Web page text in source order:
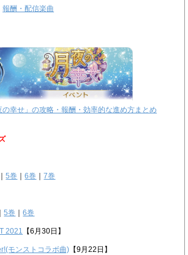
｜報酬・配信楽曲
幸せ」の攻略・報酬・効率的な進め方まとめ
｜5巻 ｜6巻 ｜7巻
｜5巻 ｜6巻
2021 【6月30日】
モンストコラボ曲) 【9月22日】